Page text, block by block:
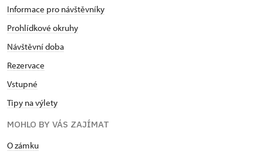
Informace pro návštěvníky
Prohlídkové okruhy
Návštěvní doba
Rezervace
Vstupné
Tipy na výlety
MOHLO BY VÁS ZAJÍMAT
O zámku